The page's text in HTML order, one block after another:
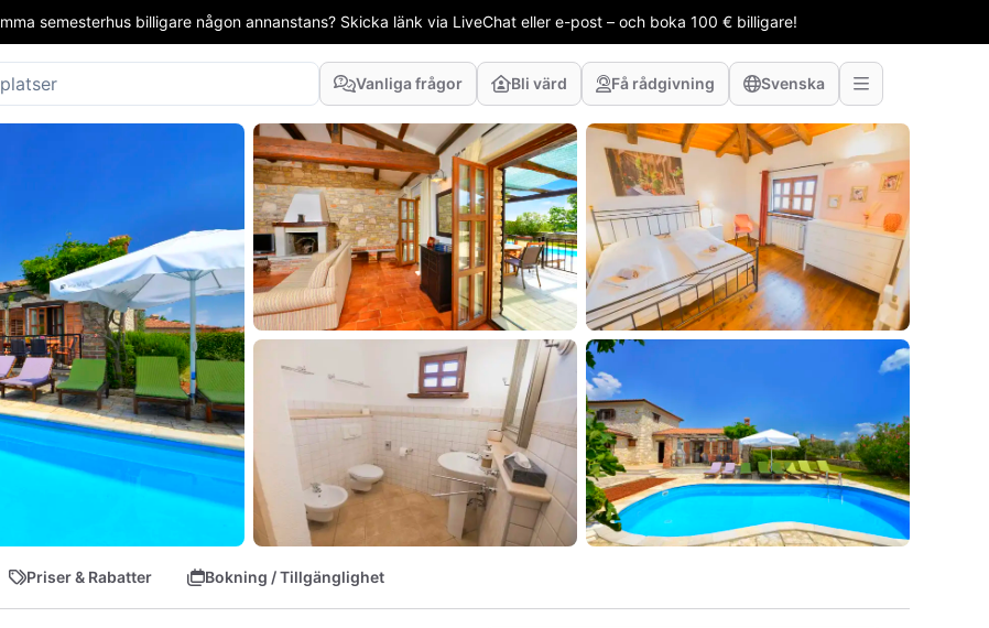
semesterhus billigare någon annanstans? Skicka länk via LiveChat eller e-post – och boka 100 € billigare!
Vanliga frågor Bli värd Få rådgivning Svenska
Priser & Rabatter Bokning / Tillgänglighet